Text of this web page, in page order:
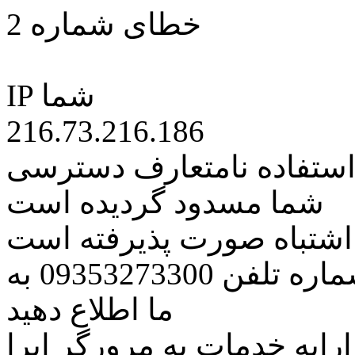
خطای شماره 2
IP شما
216.73.216.186
نامتعارف دسترسی
شما مسدود گردیده است
اشتباه صورت پذیرفته است
مراتب این مسئله را از طریق شماره تلفن 09353273300 به
ما اطلاع دهید
خدمات به مرورگر اپرا